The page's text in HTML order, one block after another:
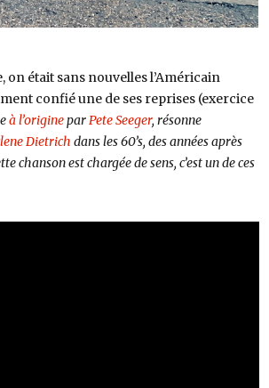
on était sans nouvelles l’Américain
confié une de ses reprises (exercice
à l’origineparPete Seeger, résonne
Dietrich dans les 60’s, des années après
chanson est chargée de sens, c’est un de ces